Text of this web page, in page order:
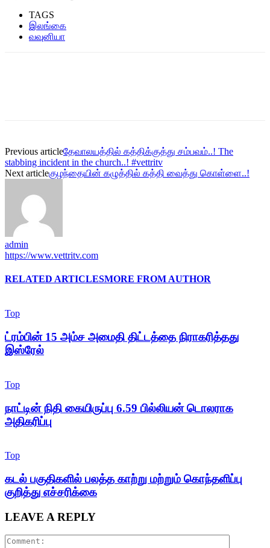
TAGS
இலங்கை
வவுனியா
Previous articleதேவாலயத்தில் கத்திக்குத்து சம்பவம்..! The
stabbing incident in the church..! #vettritv
Next articleகுழந்தையின் கழுத்தில் கத்தி வைத்து கொள்ளை..!
admin
https://www.vettritv.com
RELATED ARTICLESMORE FROM AUTHOR
Top
ட்ரம்பின் 15 அம்ச அமைதி திட்டத்தை நிராகரித்தது
இஸ்ரேல்
Top
நாட்டின் நிதி கையிருப்பு 6.59 பில்லியன் டொலராக
அதிகரிப்பு
Top
கடல் பகுதிகளில் பலத்த காற்று மற்றும் கொந்தளிப்பு
குறித்து எச்சரிக்கை
LEAVE A REPLY